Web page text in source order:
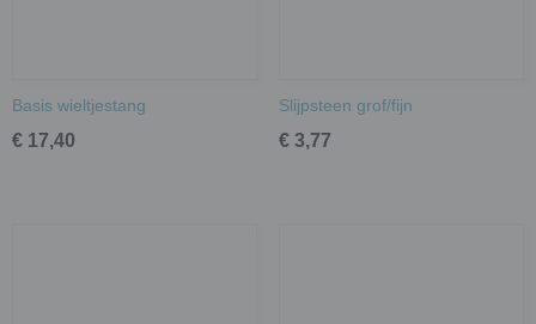
Basis wieltjestang
€ 17,40
Slijpsteen grof/fijn
€ 3,77